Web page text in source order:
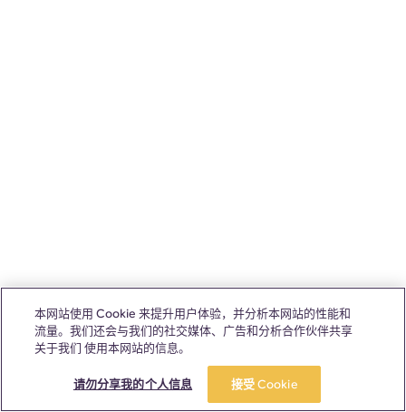
本网站使用 Cookie 来提升用户体验，并分析本网站的性能和
流量。我们还会与我们的社交媒体、广告和分析合作伙伴共享
关于我们 使用本网站的信息。
请勿分享我的个人信息 接受 Cookie